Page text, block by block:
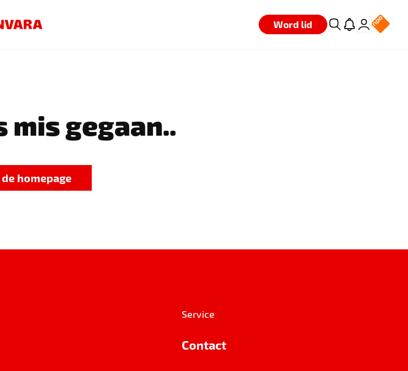
Word lid
mis gegaan..
homepage
Service
Contact